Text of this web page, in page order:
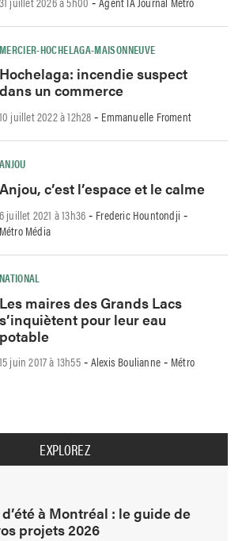
MERCIER-HOCHELAGA-MAISONNEUVE
Hochelaga: incendie suspect
dans un commerce
10 juillet 2022 à 12h28 - Emmanuelle Froment
ANJOU
Anjou, c’est l’espace et le calme
6 juillet 2021 à 13h36 - Frederic Hountondji -
Métro Média
NATIONAL
Les maires des Grands Lacs
s’inquiètent pour leur eau
potable
15 juin 2017 à 13h55- Alexis Boulianne - Métro
EXPLOREZ
à Montréal : le guide de
projets 2026